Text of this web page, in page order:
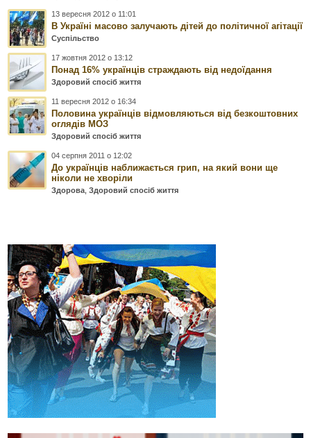
13 вересня 2012 о 11:01
В Україні масово залучають дітей до політичної агітації
Суспільство
17 жовтня 2012 о 13:12
Понад 16% українців страждають від недоїдання
Здоровий спосіб життя
11 вересня 2012 о 16:34
Половина українців відмовляються від безкоштовних
оглядів МОЗ
Здоровий спосіб життя
04 серпня 2011 о 12:02
До українців наближається грип, на який вони ще
ніколи не хворіли
Здорова ,Здоровий спосіб життя